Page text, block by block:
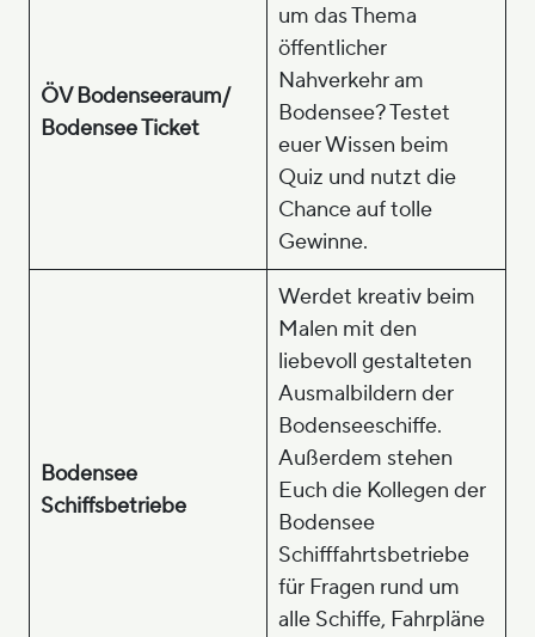
ÖV Bodenseeraum/
Bodensee Ticket
um das Thema
öffentlicher
Nahverkehr am
Bodensee? Testet
euer Wissen beim
Quiz und nutzt die
Chance auf tolle
Gewinne.
Bodensee
Schiffsbetriebe
Werdet kreativ beim
Malen mit den
liebevoll gestalteten
Ausmalbildern der
Bodenseeschiffe.
Außerdem stehen
Euch die Kollegen der
Bodensee
Schifffahrtsbetriebe
für Fragen rund um
alle Schiffe, Fahrpläne